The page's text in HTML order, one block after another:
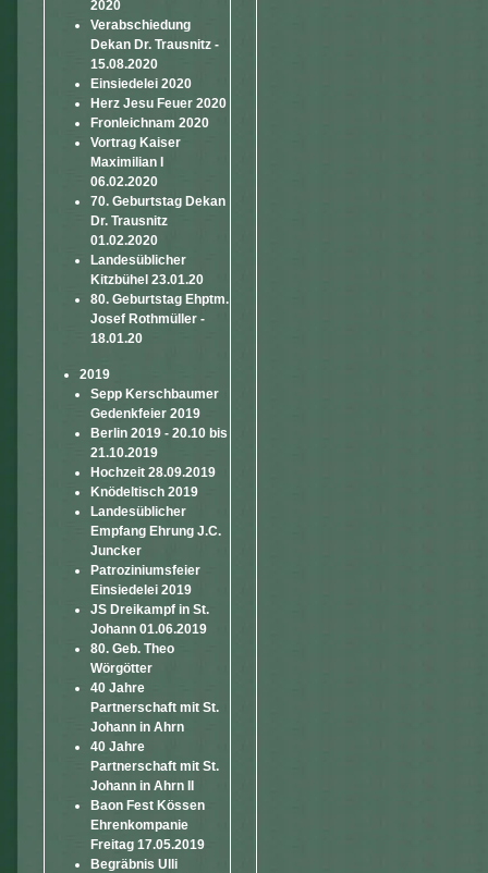
2020
Verabschiedung
Dekan Dr. Trausnitz -
15.08.2020
Einsiedelei 2020
Herz Jesu Feuer 2020
Fronleichnam 2020
Vortrag Kaiser
Maximilian I
06.02.2020
70. Geburtstag Dekan
Dr. Trausnitz
01.02.2020
Landesüblicher
Kitzbühel 23.01.20
80. Geburtstag Ehptm.
Josef Rothmüller -
18.01.20
2019
Sepp Kerschbaumer
Gedenkfeier 2019
Berlin 2019 - 20.10 bis
21.10.2019
Hochzeit 28.09.2019
Knödeltisch 2019
Landesüblicher
Empfang Ehrung J.C.
Juncker
Patroziniumsfeier
Einsiedelei 2019
JS Dreikampf in St.
Johann 01.06.2019
80. Geb. Theo
Wörgötter
40 Jahre
Partnerschaft mit St.
Johann in Ahrn
40 Jahre
Partnerschaft mit St.
Johann in Ahrn II
Baon Fest Kössen
Ehrenkompanie
Freitag 17.05.2019
Begräbnis Ulli